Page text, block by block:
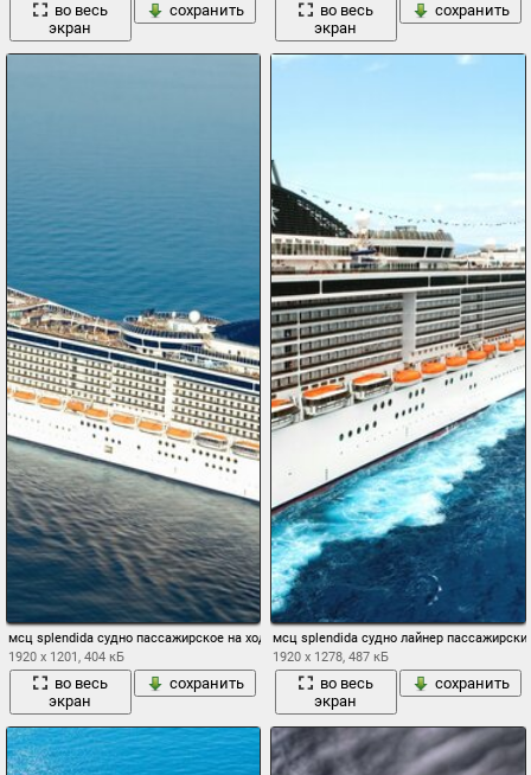
во весь
экран
сохранить
во весь
экран
сохранить
мсц splendida судно пассажирское на ходу море вода лайнер
1920 x 1201, 404 кБ
во весь
экран
сохранить
мсц splendida судно лайнер
1920 x 1278, 487 кБ
во весь
экран
сохранить